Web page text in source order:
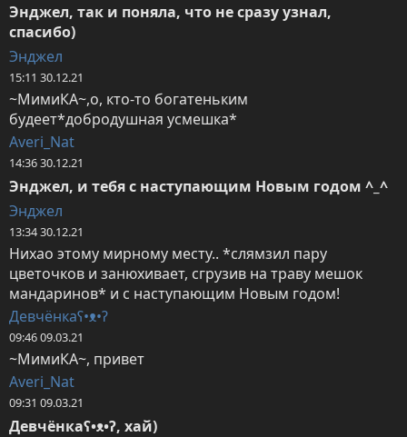
Энджел, так и поняла, что не сразу узнал,
спасибо)
Энджел
15:11 30.12.21
~МимиКА~,о, кто-то богатеньким
будеет*добродушная усмешка*
Averi_Nat
14:36 30.12.21
Энджел, и тебя с наступающим Новым годом ^_^
Энджел
13:34 30.12.21
Нихао этому мирному месту.. *слямзил пару
цветочков и занюхивает, сгрузив на траву мешок
мандаринов* и с наступающим Новым годом!
Девчёнкаʕ•ᴥ•ʔ
09:46 09.03.21
~МимиКА~, привет
Averi_Nat
09:31 09.03.21
Девчёнкаʕ•ᴥ•ʔ, хай)